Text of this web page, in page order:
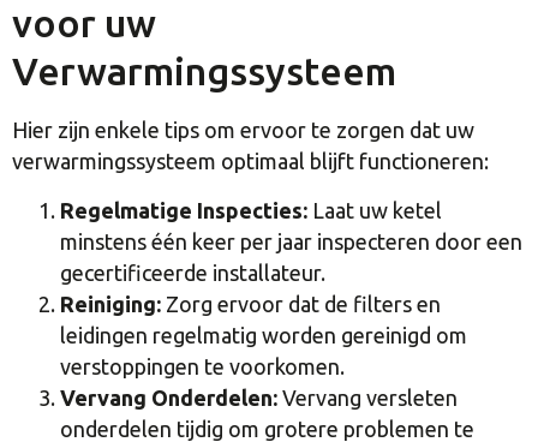
voor uw
Verwarmingssysteem
Hier zijn enkele tips om ervoor te zorgen dat uw
verwarmingssysteem optimaal blijft functioneren:
Regelmatige Inspecties: Laat uw ketel
minstens één keer per jaar inspecteren door een
gecertificeerde installateur.
Reiniging: Zorg ervoor dat de filters en
leidingen regelmatig worden gereinigd om
verstoppingen te voorkomen.
Vervang Onderdelen: Vervang versleten
onderdelen tijdig om grotere problemen te